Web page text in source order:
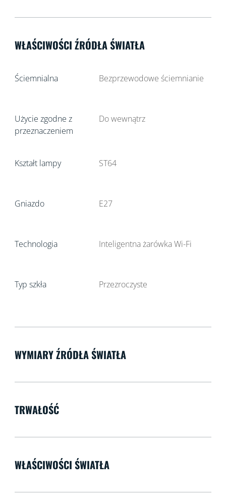
WŁAŚCIWOŚCI ŹRÓDŁA ŚWIATŁA
Ściemnialna Bezprzewodowe ściemnianie
Użycie zgodne z
przeznaczeniem
Do wewnątrz
Kształt lampy ST64
Gniazdo E27
Technologia Inteligentna żarówka Wi-Fi
Typ szkła Przezroczyste
WYMIARY ŹRÓDŁA ŚWIATŁA
TRWAŁOŚĆ
WŁAŚCIWOŚCI ŚWIATŁA